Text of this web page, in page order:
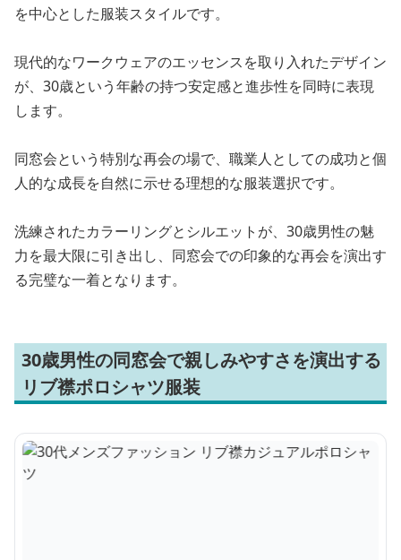
を中心とした服装スタイルです。
現代的なワークウェアのエッセンスを取り入れたデザイン
が、30歳という年齢の持つ安定感と進歩性を同時に表現
します。
同窓会という特別な再会の場で、職業人としての成功と個
人的な成長を自然に示せる理想的な服装選択です。
洗練されたカラーリングとシルエットが、30歳男性の魅
力を最大限に引き出し、同窓会での印象的な再会を演出す
る完璧な一着となります。
30歳男性の同窓会で親しみやすさを演出する
リブ襟ポロシャツ服装